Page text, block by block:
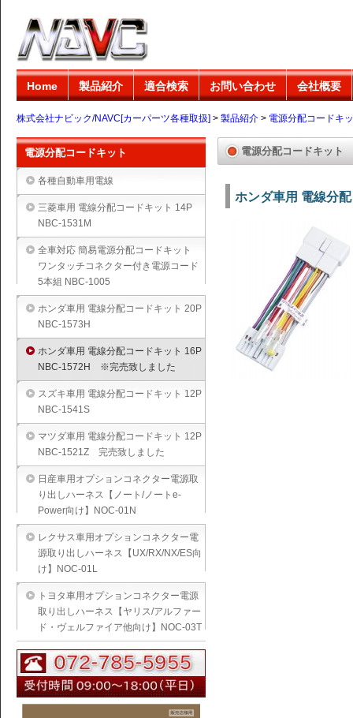
Home 製品紹介 適合検索 お問い合わせ 会社概要
株式会社ナビック/NAVC[カーパーツ各種取扱] > 製品紹介 > 電源分配コードキ
電源分配コードキット
ホンダ車用 電線分
電源分配コードキット
各種自動車用電線
三菱車用 電線分配コードキット 14P
NBC-1531M
全車対応 簡易電源分配コードキット
ワンタッチコネクター付き電源コード
5本組 NBC-1005
ホンダ車用 電線分配コードキット 20P
NBC-1573H
ホンダ車用 電線分配コードキット 16P
NBC-1572H ※完売致しました
スズキ車用 電線分配コードキット 12P
NBC-1541S
マツダ車用 電線分配コードキット 12P
NBC-1521Z 完売致しました
日産車用オプションコネクター電源取
り出しハーネス【ノート/ノートe-
Power向け】NOC-01N
レクサス車用オプションコネクター電
源取り出しハーネス【UX/RX/NX/ES向
け】NOC-01L
トヨタ車用オプションコネクター電源
取り出しハーネス【ヤリス/アルファー
ド・ヴェルファイア他向け】NOC-03T